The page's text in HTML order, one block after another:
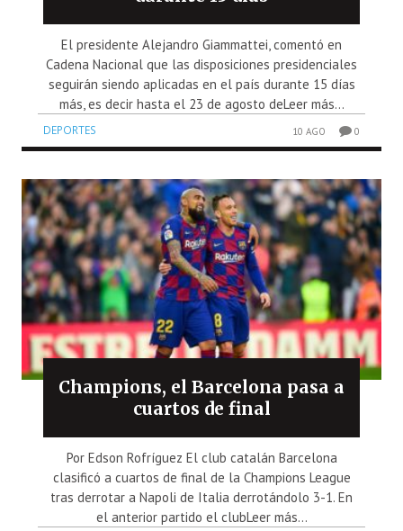
El presidente Alejandro Giammattei, comentó en
Cadena Nacional que las disposiciones presidenciales
seguirán siendo aplicadas en el país durante 15 días
más, es decir hasta el 23 de agosto deLeer más...
DEPORTES 10 AGO 0
Champions, el Barcelona pasa a
cuartos de final
Por Edson Rofríguez El club catalán Barcelona
clasificó a cuartos de final de la Champions League
tras derrotar a Napoli de Italia derrotándolo 3-1. En
el anterior partido el clubLeer más...